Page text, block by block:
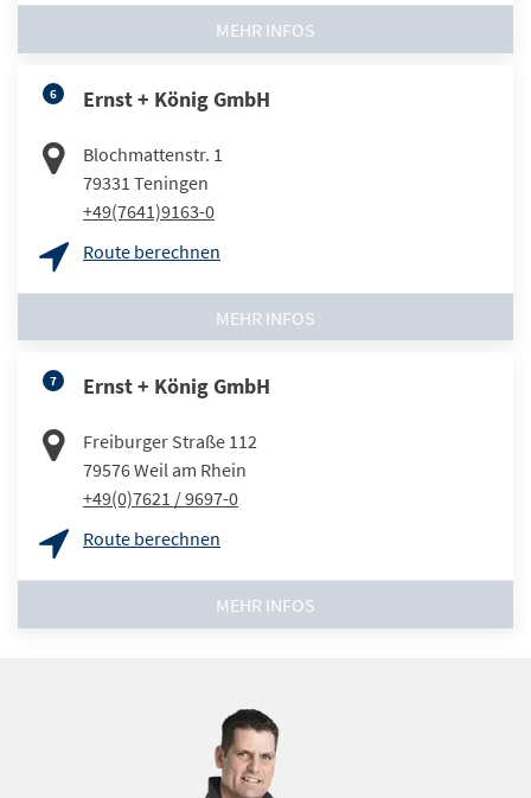
MEHR INFOS
6 Ernst + König GmbH
Blochmattenstr. 1
79331 Teningen
+49(7641)9163-0
Route berechnen
MEHR INFOS
7 Ernst + König GmbH
Freiburger Straße 112
79576Weil am Rhein
+49(0)7621 / 9697-0
Route berechnen
MEHR INFOS